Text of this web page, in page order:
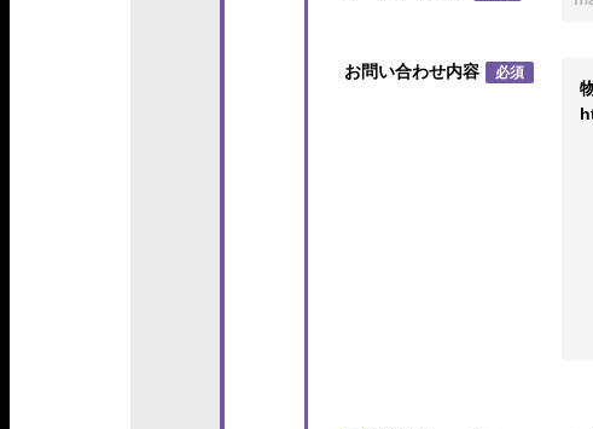
お問い合わせ内容 必須